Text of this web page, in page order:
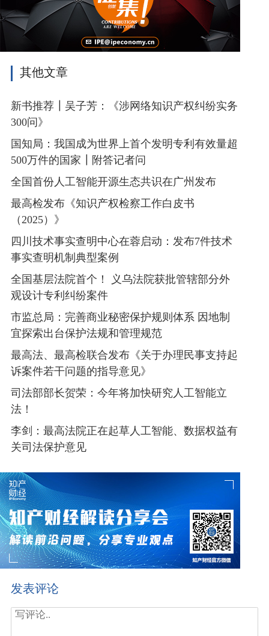
其他文章
新书推荐┃吴子芳：《涉网络知识产权纠纷实务
300问》
国知局：我国成为世界上首个发明专利有效量超
500万件的国家┃附答记者问
全国首份人工智能开源生态共识在广州发布
最高检发布《知识产权检察工作白皮书
（2025）》
四川技术事实查明中心在蓉启动：发布7件技术
事实查明机制典型案例
全国基层法院首个！ 义乌法院获批管辖部分外
观设计专利纠纷案件
市监总局：完善商业秘密保护规则体系 因地制
宜探索出台保护法规和管理规范
最高法、最高检联合发布《关于办理民事支持起
诉案件若干问题的指导意见》
司法部部长贺荣：今年将加快研究人工智能立
法！
李剑：最高法院正在起草人工智能、数据权益有
关司法保护意见
发表评论